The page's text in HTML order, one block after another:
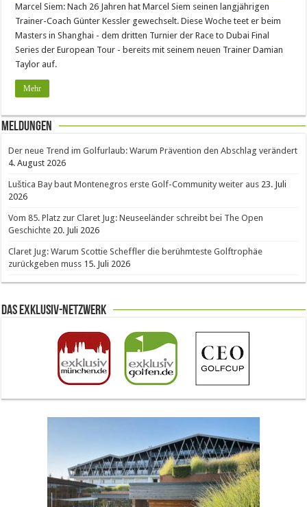
Marcel Siem: Nach 26 Jahren hat Marcel Siem seinen langjährigen
Trainer-Coach Günter Kessler gewechselt. Diese Woche teet er beim
Masters in Shanghai - dem dritten Turnier der Race to Dubai Final
Series der European Tour - bereits mit seinem neuen Trainer Damian
Taylor auf.
Mehr
Meldungen
Der neue Trend im Golfurlaub: Warum Prävention den Abschlag verändert
4. August 2026
Luštica Bay baut Montenegros erste Golf-Community weiter aus 23. Juli
2026
Vom 85. Platz zur Claret Jug: Neuseeländer schreibt bei The Open
Geschichte 20. Juli 2026
Claret Jug: Warum Scottie Scheffler die berühmteste Golftrophäe
zurückgeben muss 15. Juli 2026
Das Exklusiv-Netzwerk